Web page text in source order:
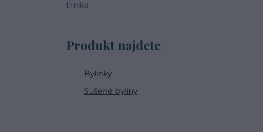
trnka
Produkt najdete
Bylinky
Sušené byliny